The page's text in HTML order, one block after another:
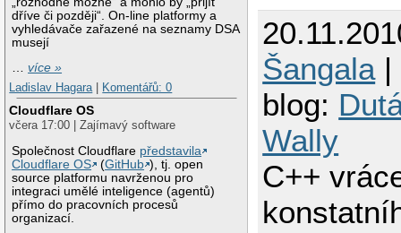
dříve či později“. On-line platformy a
vyhledávače zařazené na seznamy DSA
musejí
…více »
Ladislav Hagara
Komentářů: 0
Cloudflare OS
včera 17:00 | Zajímavý software
Společnost Cloudflare představila
Cloudflare OS
(GitHub ), tj. open
source platformu navrženou pro
integraci umělé inteligence (agentů)
přímo do pracovních procesů
organizací.
Šangala|
blog:
Wally
C++